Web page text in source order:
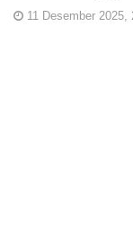
11 Desember 2025,